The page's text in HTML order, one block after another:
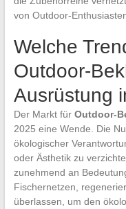
von Outdoor-
Welche
Outdoor-
Ausrüstung
Der Markt für Outdoor-
2025 eine Wende. Die
ökologischer
oder Ästhetik zu
zunehmend an
Fischernetzen,
überlassen, um den